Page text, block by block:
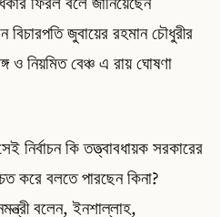
জুবায়ের রহমান চৌধুরীর
ও নিয়মিত বেঞ্চ এ রায় ঘোষণা
নির্বাচন কি তত্ত্বাবধায়ক সরকারের
করে বলতে পারছেন কিনা?
বলেন, ইনশাল্লাহ,